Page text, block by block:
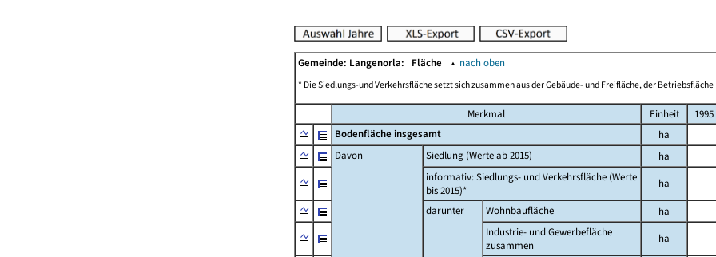
Gemeinde: Langenorla: Fläche ▴ nach oben
* Die Siedlungs-und Verkehrsfläche setzt sich zusammen aus der Gebäude- und Freifläche, der
Merkmal Einheit 1995
Bodenfläche insgesamt
ha
Davon
Siedlung (Werte ab 2015)
ha
informativ: Siedlungs- und Verkehrsfläche (Werte
bis 2015)*
ha
darunter
Wohnbaufläche
ha
Industrie- und Gewerbefläche
zusammen
ha